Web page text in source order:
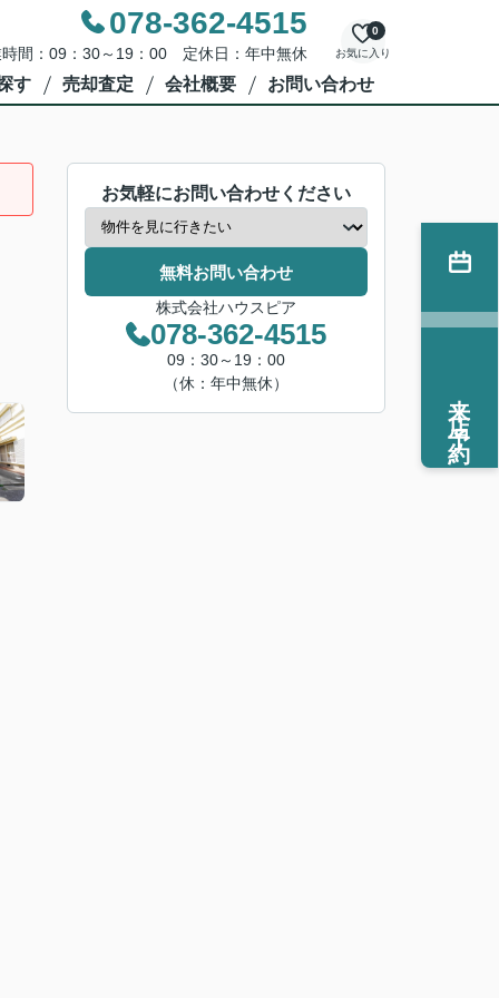
078-362-4515
間：09：30～19：00 定休日：年中無休 お気に入り
0
す 売却査定 会社概要 お問い合わせ
お気軽にお問い合わせください
無料お問い合わせ
株式会社ハウスピア
078-362-4515
09：30～19：00
（休：年中無休）
来店予約